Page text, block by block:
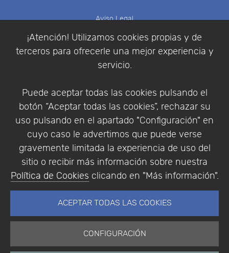
¡Atención! Utilizamos cookies propias y de
terceros para ofrecerle una mejor experiencia y
servicio.
Puede aceptar todas las cookies pulsando el
botón “Aceptar todas las cookies”, rechazar su
uso pulsando en el apartado "Configuración" en
cuyo caso le advertimos que puede verse
gravemente limitada la experiencia de uso del
sitio o recibir más información sobre nuestra
Política de Cookies clicando en "Más información".
ACEPTAR TODAS LAS COOKIES
CONFIGURACIÓN
Aviso Legal
Política de Privacidad
Condiciones de compra
Identificarse
Empresa|Aviso Legal| Política de Privacidad |
Política de Cookies
© Copyright 1994 - 2026. Addlink Software
Científico, S.L.
Portugal.